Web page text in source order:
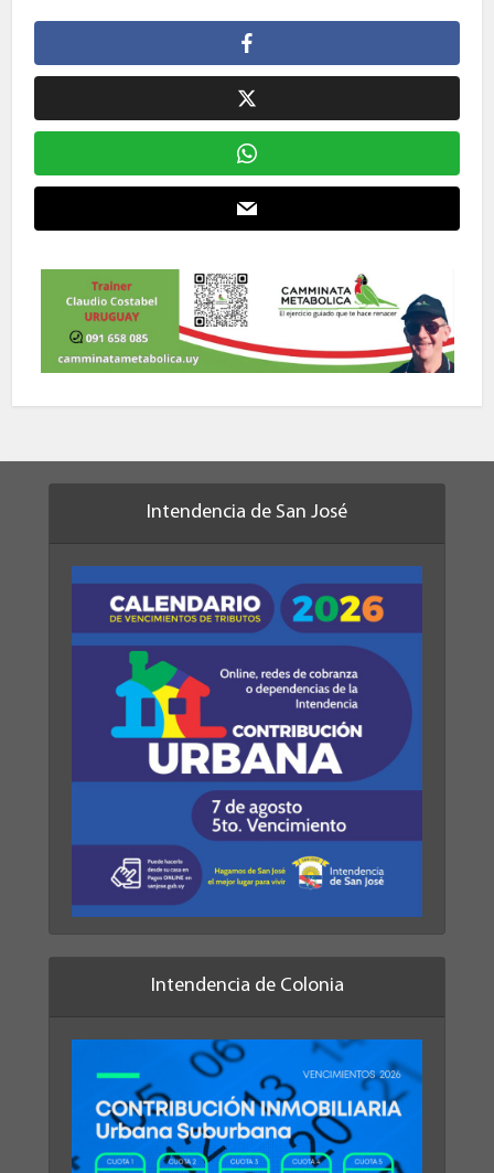
Intendencia de San José
Intendencia de Colonia